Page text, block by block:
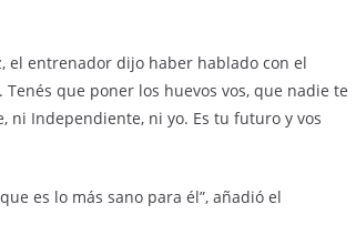
el entrenador dijo haber hablado con el
que poner los huevos vos, que nadie te
Independiente, ni yo. Es tu futuro y vos
es lo más sano para él”, añadió el